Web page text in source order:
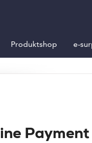
Produktshop e-
Payment